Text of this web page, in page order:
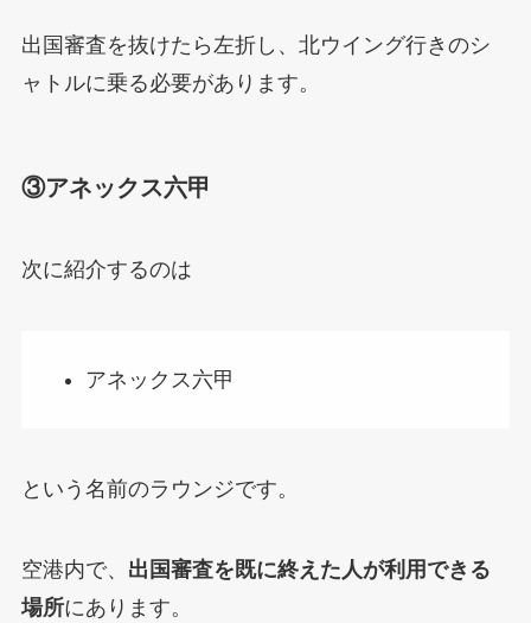
出国審査を抜けたら左折し、北ウイング行きのシ
ャトルに乗る必要があります。
③アネックス六甲
次に紹介するのは
アネックス六甲
という名前のラウンジです。
空港内で、 出国審査を既に終えた人が利用できる
場所にあります。